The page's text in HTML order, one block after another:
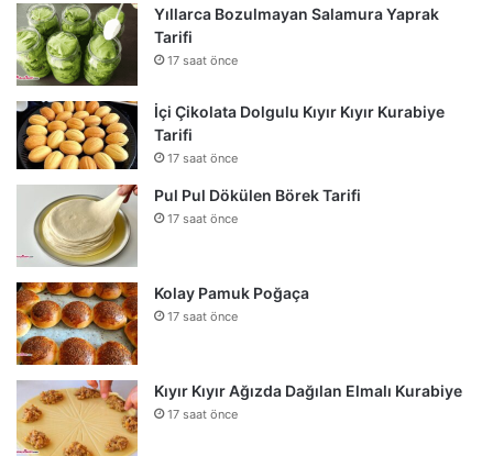
Yıllarca Bozulmayan Salamura Yaprak
Tarifi
17 saat önce
İçi Çikolata Dolgulu Kıyır Kıyır Kurabiye
Tarifi
17 saat önce
Pul Pul Dökülen Börek Tarifi
17 saat önce
Kolay Pamuk Poğaça
17 saat önce
Kıyır Kıyır Ağızda Dağılan Elmalı Kurabiye
17 saat önce